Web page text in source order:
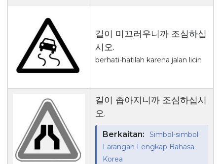
길이 미끄러우니까 조심하십
시오.
berhati-hatilah karena jalan licin
길이 좁아지니까 조심하십시
오.
Berkaitan:
Simbol-simbol
Larangan Lengkap Bahasa
Korea